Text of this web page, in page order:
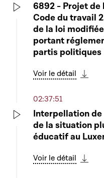
6892 - Projet de
Code du travail
de la loi
portant
partis politiques
Voir le détail
02:37:51
Interpellation de
de la situation
éducatif au
Voir le détail